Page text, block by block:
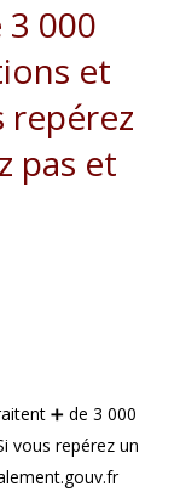
000
et
repérez
pas et
➕ de 3 000
vous repérez un